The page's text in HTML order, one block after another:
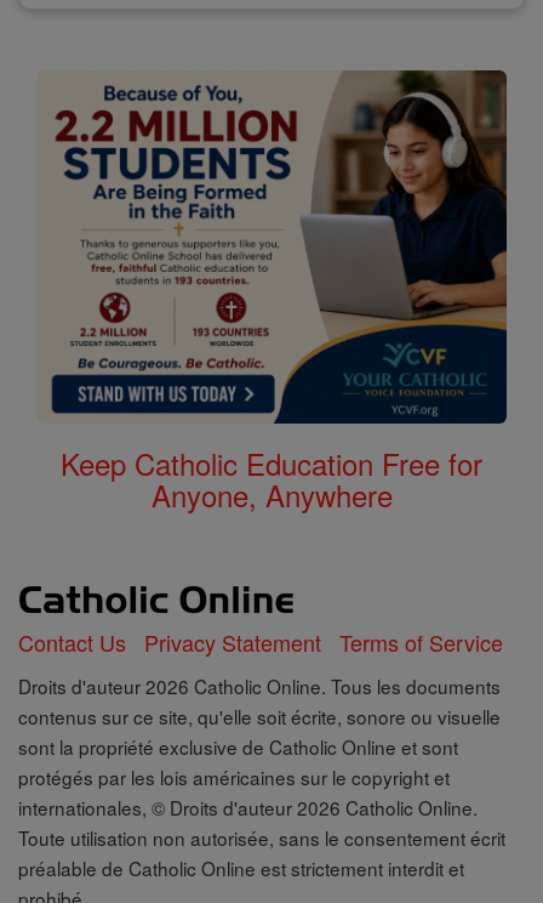
Keep Catholic Education Free for
Anyone, Anywhere
Contact Us Privacy Statement Terms of Service
Droits d'auteur 2026 Catholic Online. Tous les documents
contenus sur ce site, qu'elle soit écrite, sonore ou visuelle
sont la propriété exclusive de Catholic Online et sont
protégés par les lois américaines sur le copyright et
internationales, © Droits d'auteur 2026 Catholic Online.
Toute utilisation non autorisée, sans le consentement écrit
préalable de Catholic Online est strictement interdit et